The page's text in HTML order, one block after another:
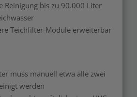
Reinigung bis zu 90.000 Liter
Teichfilter-Module erweiterbar
muss manuell etwa alle zwei
werden